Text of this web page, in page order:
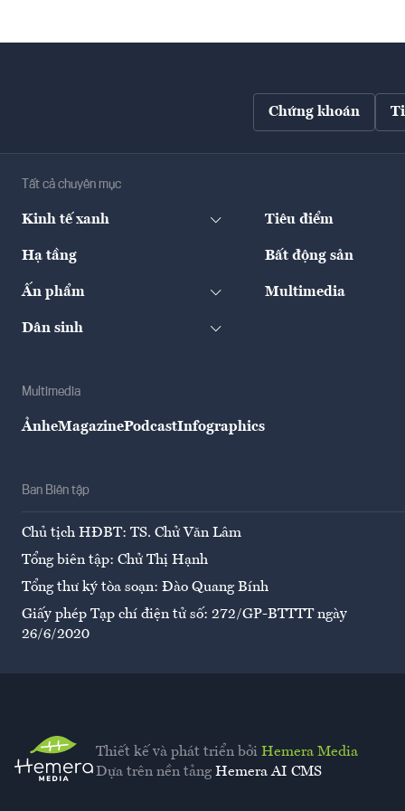
Chứng khoán
Tất cả chuyên mục
Kinh tế xanh Tiêu điểm
Hạ tầng Bất động sản
Ấn phẩm Multimedia
Dân sinh
Multimedia
ẢnheMagazinePodcastInfographics
Ban Biên tập
Chủ tịch HĐBT: TS. Chử Văn Lâm
Tổng biên tập: Chử Thị Hạnh
Tổng thư ký tòa soạn: Đào Quang Bính
Giấy phép Tạp chí điện tử số: 272/GP-BTTTT ngày
26/6/2020
Thiết kế và phát triển bởi Hemera Media
Dựa trên nền tảng Hemera AI CMS